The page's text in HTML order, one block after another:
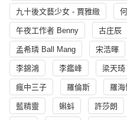
九十後文藝少女 - 賈雅緻
午夜工作者 Benny 古庄辰
孟希璘 Ball Mang 宋浩暉
李錦鴻 李鑑峰 梁天琦
瘋中三子 羅倫斯 羅海
藍精靈 蝌蚪 許莎朗